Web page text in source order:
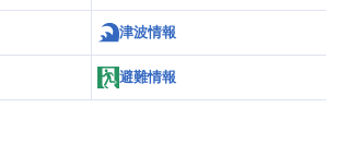
津波情報
避難情報